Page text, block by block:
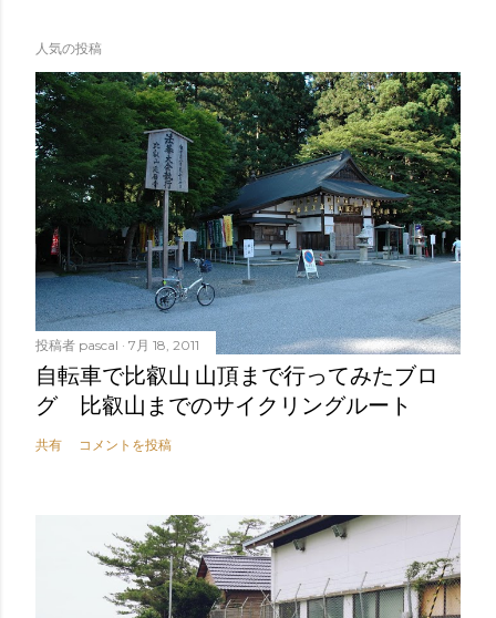
人気の投稿
投稿者 pascal 7月 18, 2011
自転車で比叡山 山頂まで行ってみたブロ
グ 比叡山までのサイクリングルート
共有 コメントを投稿